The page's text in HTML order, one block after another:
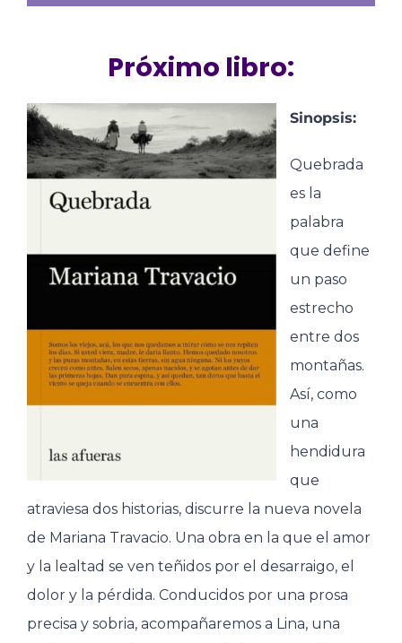
Próximo libro:
Sinopsis:
Quebrada
es la
palabra
que define
un paso
estrecho
entre dos
montañas.
Así, como
una
hendidura
que
atraviesa dos historias, discurre la nueva novela
de Mariana Travacio. Una obra en la que el amor
y la lealtad se ven teñidos por el desarraigo, el
dolor y la pérdida. Conducidos por una prosa
precisa y sobria, acompañaremos a Lina, una